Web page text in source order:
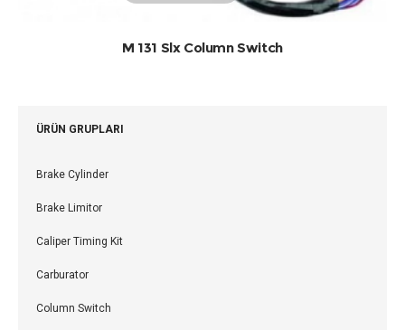
M 131 Slx Column Switch
ÜRÜN GRUPLARI
Brake Cylinder
Brake Limitor
Caliper Timing Kit
Carburator
Column Switch